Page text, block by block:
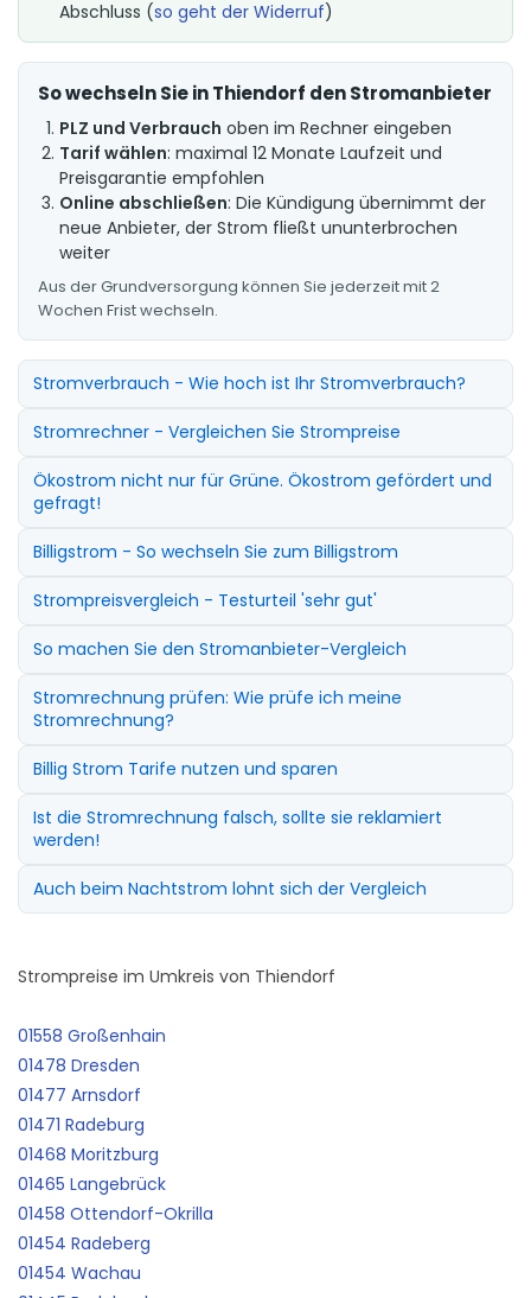
Abschluss (so geht der Widerruf)
So wechseln Sie in Thiendorf den Stromanbieter
PLZ und Verbrauch oben im Rechner eingeben
Tarif wählen: maximal 12 Monate Laufzeit und
Preisgarantie empfohlen
Online abschließen: Die Kündigung übernimmt der
neue Anbieter, der Strom fließt ununterbrochen
weiter
Aus der Grundversorgung können Sie jederzeit mit 2
Wochen Frist wechseln.
Stromverbrauch - Wie hoch ist Ihr Stromverbrauch?
Stromrechner - Vergleichen Sie Strompreise
Ökostrom nicht nur für Grüne. Ökostrom gefördert und
gefragt!
Billigstrom - So wechseln Sie zum Billigstrom
Strompreisvergleich - Testurteil 'sehr gut'
So machen Sie den Stromanbieter-Vergleich
Stromrechnung prüfen: Wie prüfe ich meine
Stromrechnung?
Billig Strom Tarife nutzen und sparen
Ist die Stromrechnung falsch, sollte sie reklamiert
werden!
Auch beim Nachtstrom lohnt sich der Vergleich
Strompreise im Umkreis von Thiendorf
01558 Großenhain
01478 Dresden
01477 Arnsdorf
01471 Radeburg
01468 Moritzburg
01465 Langebrück
01458 Ottendorf-Okrilla
01454 Radeberg
01454 Wachau